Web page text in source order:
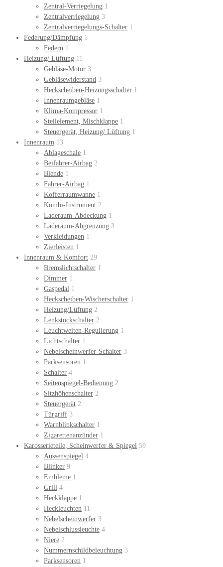
Zentral-Verriegelung 1
Zentralverriegelung 3
Zentralverriegelungs-Schalter 1
Federung/Dämpfung 1
Federn 1
Heizung/ Lüftung 11
Gebläse-Motor 3
Gebläsewiderstand 3
Heckscheiben-Heizungsschalter 1
Innenraumgebläse 1
Klima-Kompressor 1
Stellelement, Mischklappe 1
Steuergerät, Heizung/ Lüftung 1
Innenraum 13
Ablageschale 1
Beifahrer-Airbag 2
Blende 1
Fahrer-Airbag 1
Kofferraumwanne 1
Kombi-Instrument 2
Laderaum-Abdeckung 1
Laderaum-Abgrenzung 3
Verkleidungen 1
Zierleisten 1
Innenraum & Komfort 29
Bremslichtschalter 1
Dimmer 1
Gaspedal 1
Heckscheiben-Wischerschalter 1
Heizung/Lüftung 2
Lenkstockschalter 2
Leuchtweiten-Regulierung 1
Lichtschalter 1
Nebelscheinwerfer-Schalter 3
Parksensoren 1
Schalter 4
Seitenspiegel-Bedienung 2
Sitzhöhenschalter 2
Steuergerät 2
Türgriff 3
Warnblinkschalter 1
Zigarettenanzünder 1
Karosserieteile, Scheinwerfer & Spiegel 59
Aussenspiegel 4
Blinker 9
Embleme 1
Grill 4
Heckklappe 1
Heckleuchten 11
Nebelscheinwerfer 3
Nebelschlussleuchte 4
Niere 2
Nummernschildbeleuchtung 3
Parksensoren 1